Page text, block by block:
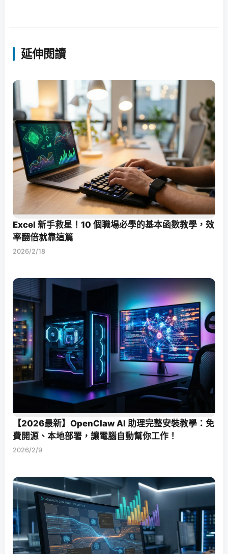
延伸閱讀
Excel 新手救星！10 個職場必學的基本函數教學，效
率翻倍就靠這篇
2026/2/18
【2026最新】OpenClaw AI 助理完整安裝教學：免
費開源、本地部署，讓電腦自動幫你工作！
2026/2/9